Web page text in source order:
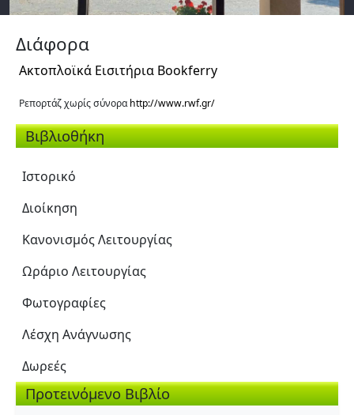
Βιβλιοθήκη
Ιστορικό
Διοίκηση
Κανονισμός Λειτουργίας
Ωράριο Λειτουργίας
Φωτογραφίες
Λέσχη Ανάγνωσης
Δωρεές
Προτεινόμενο Βιβλίο
Διάφορα
Ακτοπλοϊκά Εισιτήρια Bookferry
Ρεπορτάζ χωρίς σύνοραhttp://www.rwf.gr/